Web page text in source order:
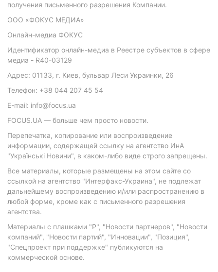
получения письменного разрешения Компании.
ООО «ФОКУС МЕДИА»
Онлайн-медиа ФОКУС
Идентификатор онлайн-медиа в Реестре субъектов в сфере
медиа - R40-03129
Адрес: 01133, г. Киев, бульвар Леси Украинки, 26
Телефон: +38 044 207 45 54
E-mail: info@focus.ua
FOCUS.UA — больше чем просто новости.
Перепечатка, копирование или воспроизведение
информации, содержащей ссылку на агентство ИнА
"Українські Новини", в каком-либо виде строго запрещены.
Все материалы, которые размещены на этом сайте со
ссылкой на агентство "Интерфакс-Украина", не подлежат
дальнейшему воспроизведению и/или распространению в
любой форме, кроме как с письменного разрешения
агентства.
Материалы с плашками "Р", "Новости партнеров", "Новости
компаний", "Новости партий", "Инновации", "Позиция",
"Спецпроект при поддержке" публикуются на
коммерческой основе.